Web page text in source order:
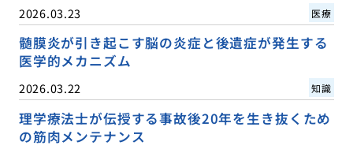
2026.03.23 医療
髄膜炎が引き起こす脳の炎症と後遺症が発生する
医学的メカニズム
2026.03.22 知識
理学療法士が伝授する事故後20年を生き抜くため
の筋肉メンテナンス